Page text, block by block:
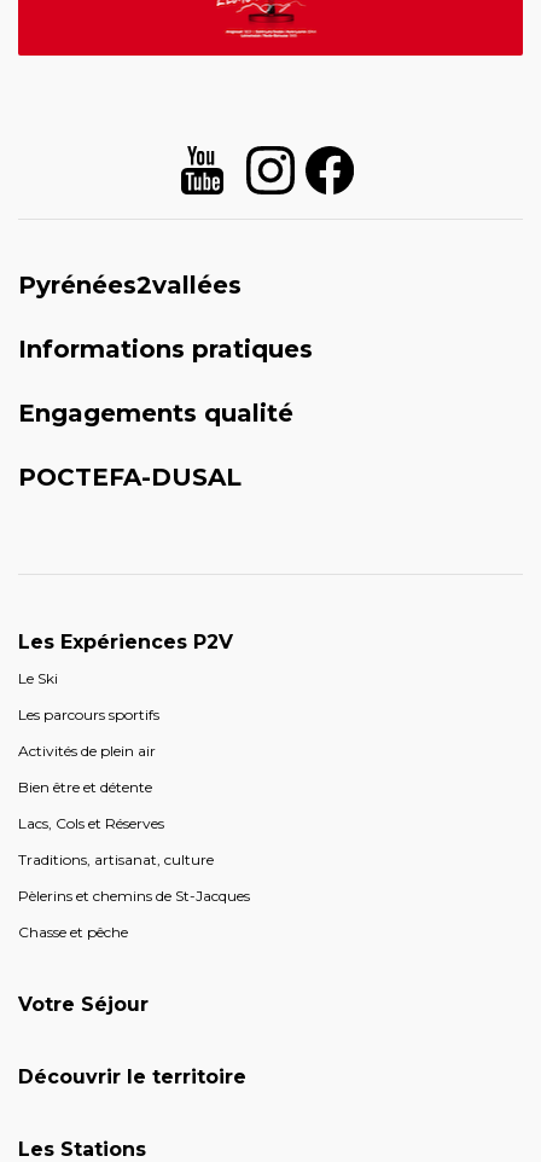
Pyrénées2vallées
Informations pratiques
Engagements qualité
POCTEFA-DUSAL
Les Expériences P2V
Le Ski
Les parcours sportifs
Activités de plein air
Bien être et détente
Lacs, Cols et Réserves
Traditions, artisanat, culture
Pèlerins et chemins de St-Jacques
Chasse et pêche
Votre Séjour
Découvrir le territoire
Les Stations